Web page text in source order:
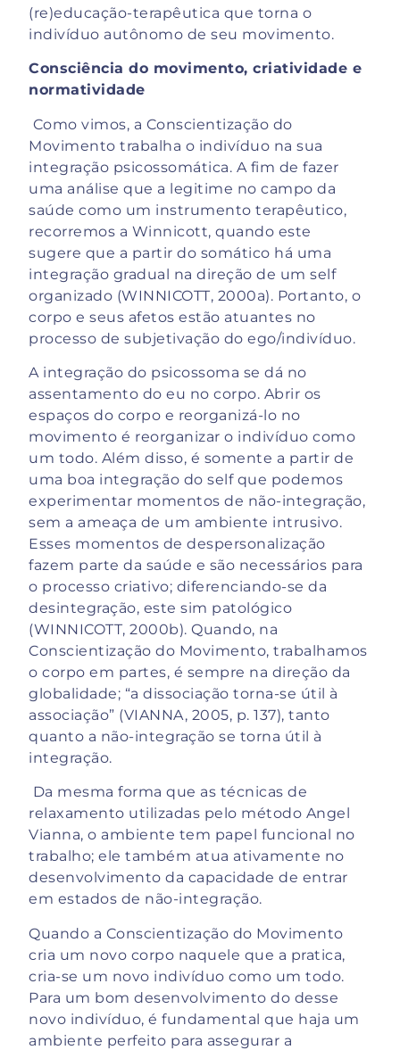
(re)educação-terapêutica que torna o
indivíduo autônomo de seu movimento.
Consciência do movimento, criatividade e
normatividade
Como vimos, a Conscientização do
Movimento trabalha o indivíduo na sua
integração psicossomática. A fim de fazer
uma análise que a legitime no campo da
saúde como um instrumento terapêutico,
recorremos a Winnicott, quando este
sugere que a partir do somático há uma
integração gradual na direção de um self
organizado (WINNICOTT, 2000a). Portanto, o
corpo e seus afetos estão atuantes no
processo de subjetivação do ego/indivíduo.
A integração do psicossoma se dá no
assentamento do eu no corpo. Abrir os
espaços do corpo e reorganizá-lo no
movimento é reorganizar o indivíduo como
um todo. Além disso, é somente a partir de
uma boa integração do self que podemos
experimentar momentos de não-integração,
sem a ameaça de um ambiente intrusivo.
Esses momentos de despersonalização
fazem parte da saúde e são necessários para
o processo criativo; diferenciando-se da
desintegração, este sim patológico
(WINNICOTT, 2000b). Quando, na
Conscientização do Movimento, trabalhamos
o corpo em partes, é sempre na direção da
globalidade; “a dissociação torna-se útil à
associação” (VIANNA, 2005, p. 137), tanto
quanto a não-integração se torna útil à
integração.
Da mesma forma que as técnicas de
relaxamento utilizadas pelo método Angel
Vianna, o ambiente tem papel funcional no
trabalho; ele também atua ativamente no
desenvolvimento da capacidade de entrar
em estados de não-integração.
Quando a Conscientização do Movimento
cria um novo corpo naquele que a pratica,
cria-se um novo indivíduo como um todo.
Para um bom desenvolvimento do desse
novo indivíduo, é fundamental que haja um
ambiente perfeito para assegurar a